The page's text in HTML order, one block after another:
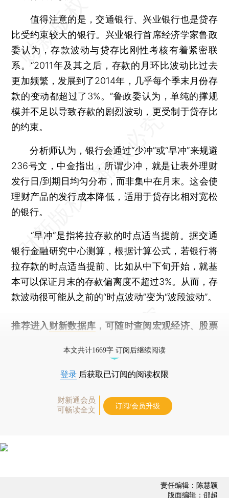
值得注意的是，交通银行、兴业银行也是贷存
比受约束较大的银行。兴业银行首席经济学家鲁政
委认为，存款波动与贷存比刚性考核有着紧密联
系。“2011年及其之后，存款的月环比波动比过去
更加频繁，发展到了2014年，几乎每个季末月份存
款的变动都超过了3%。”鲁政委认为，单纯的撑规
模并不足以导致存款的剧烈波动，更受制于贷存比
的约束。
分析师认为，银行会通过“少冲”或“早冲”来规避
236号文，中金指出，所谓少冲，就是让表外理财
发行日/到期日均匀分布，而非集中在月末。这会使
理财产品的发行成本降低，适用于贷存比相对宽松
的银行。
“早冲”是指将拉存款的时点适当提前。据交通
银行金融研究中心测算，根据计算公式，若银行将
拉存款的时点适当提前、比如从中下旬开始，就基
本可以保证月末的存款偏离度不超过3%。从而，存
款波动很可能从之前的“时点波动”变为“波段波动”。
推荐进入 财新数据库 ，可随时查阅宏观经济、股票
本文共计1669字 订阅后继续阅读
登录 后获取已订阅的阅读权限
财新通会员
可畅读全文
订阅/会员升级
责任编辑：陈慧颖
版面编辑：邵超